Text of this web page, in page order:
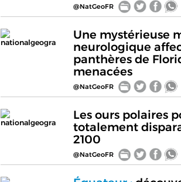
@NatGeoFR
nationalgeogra
Une mystérieuse
neurologique
panthères de
menacées
@NatGeoFR
nationalgeogra
Les ours polaires
totalement
2100
@NatGeoFR